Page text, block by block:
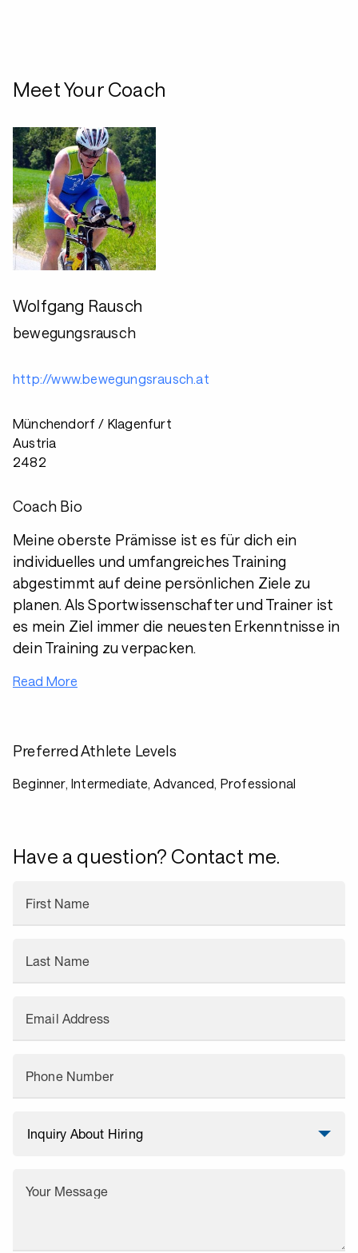
Meet Your Coach
Wolfgang Rausch
bewegungsrausch
http://www.bewegungsrausch.at
Münchendorf / Klagenfurt
Austria
2482
Coach Bio
Meine oberste Prämisse ist es für dich ein
individuelles und umfangreiches Training
abgestimmt auf deine persönlichen Ziele zu
planen. Als Sportwissenschafter und Trainer ist
es mein Ziel immer die neuesten Erkenntnisse in
dein Training zu verpacken.
Read More
Preferred Athlete Levels
Beginner, Intermediate, Advanced, Professional
Have a question? Contact me.
First Name
Last Name
Email Address
Phone Number
Your Message